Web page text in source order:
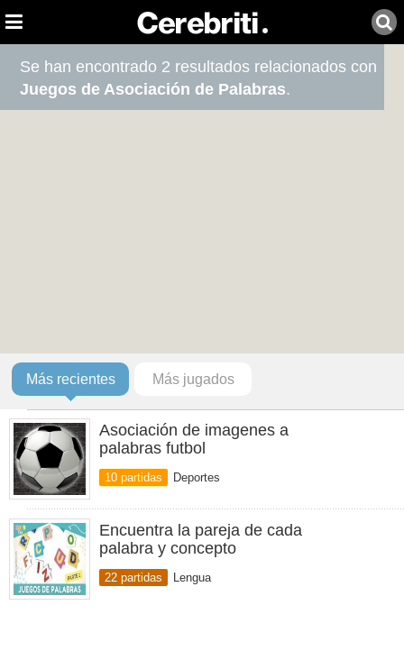
Se han encontrado 2 resultados relacionados con
Juegos de Asociación de Palabras.
Más recientes Más jugados
Asociación de imagenes a
palabras futbol
10 partidas Deportes
Encuentra la pareja de cada
palabra y concepto
22 partidas Lengua